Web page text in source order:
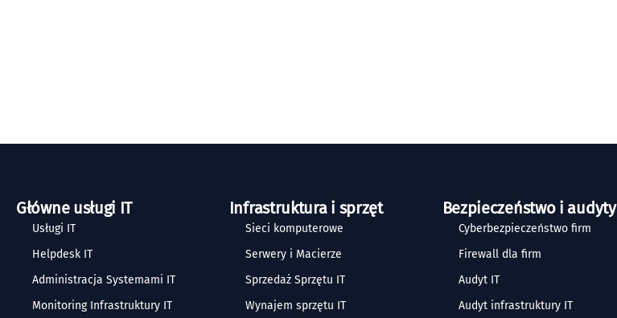
Główne usługi IT
Usługi IT
Helpdesk IT
Administracja Systemami IT
Monitoring Infrastruktury IT
Infrastruktura i sprzęt
Sieci komputerowe
Serwery i Macierze
Sprzedaż Sprzętu IT
Wynajem sprzętu IT
Bezpieczeństwo i audyty
Cyberbezpieczeństwo firm
Firewall dla firm
Audyt IT
Audyt infrastruktury IT